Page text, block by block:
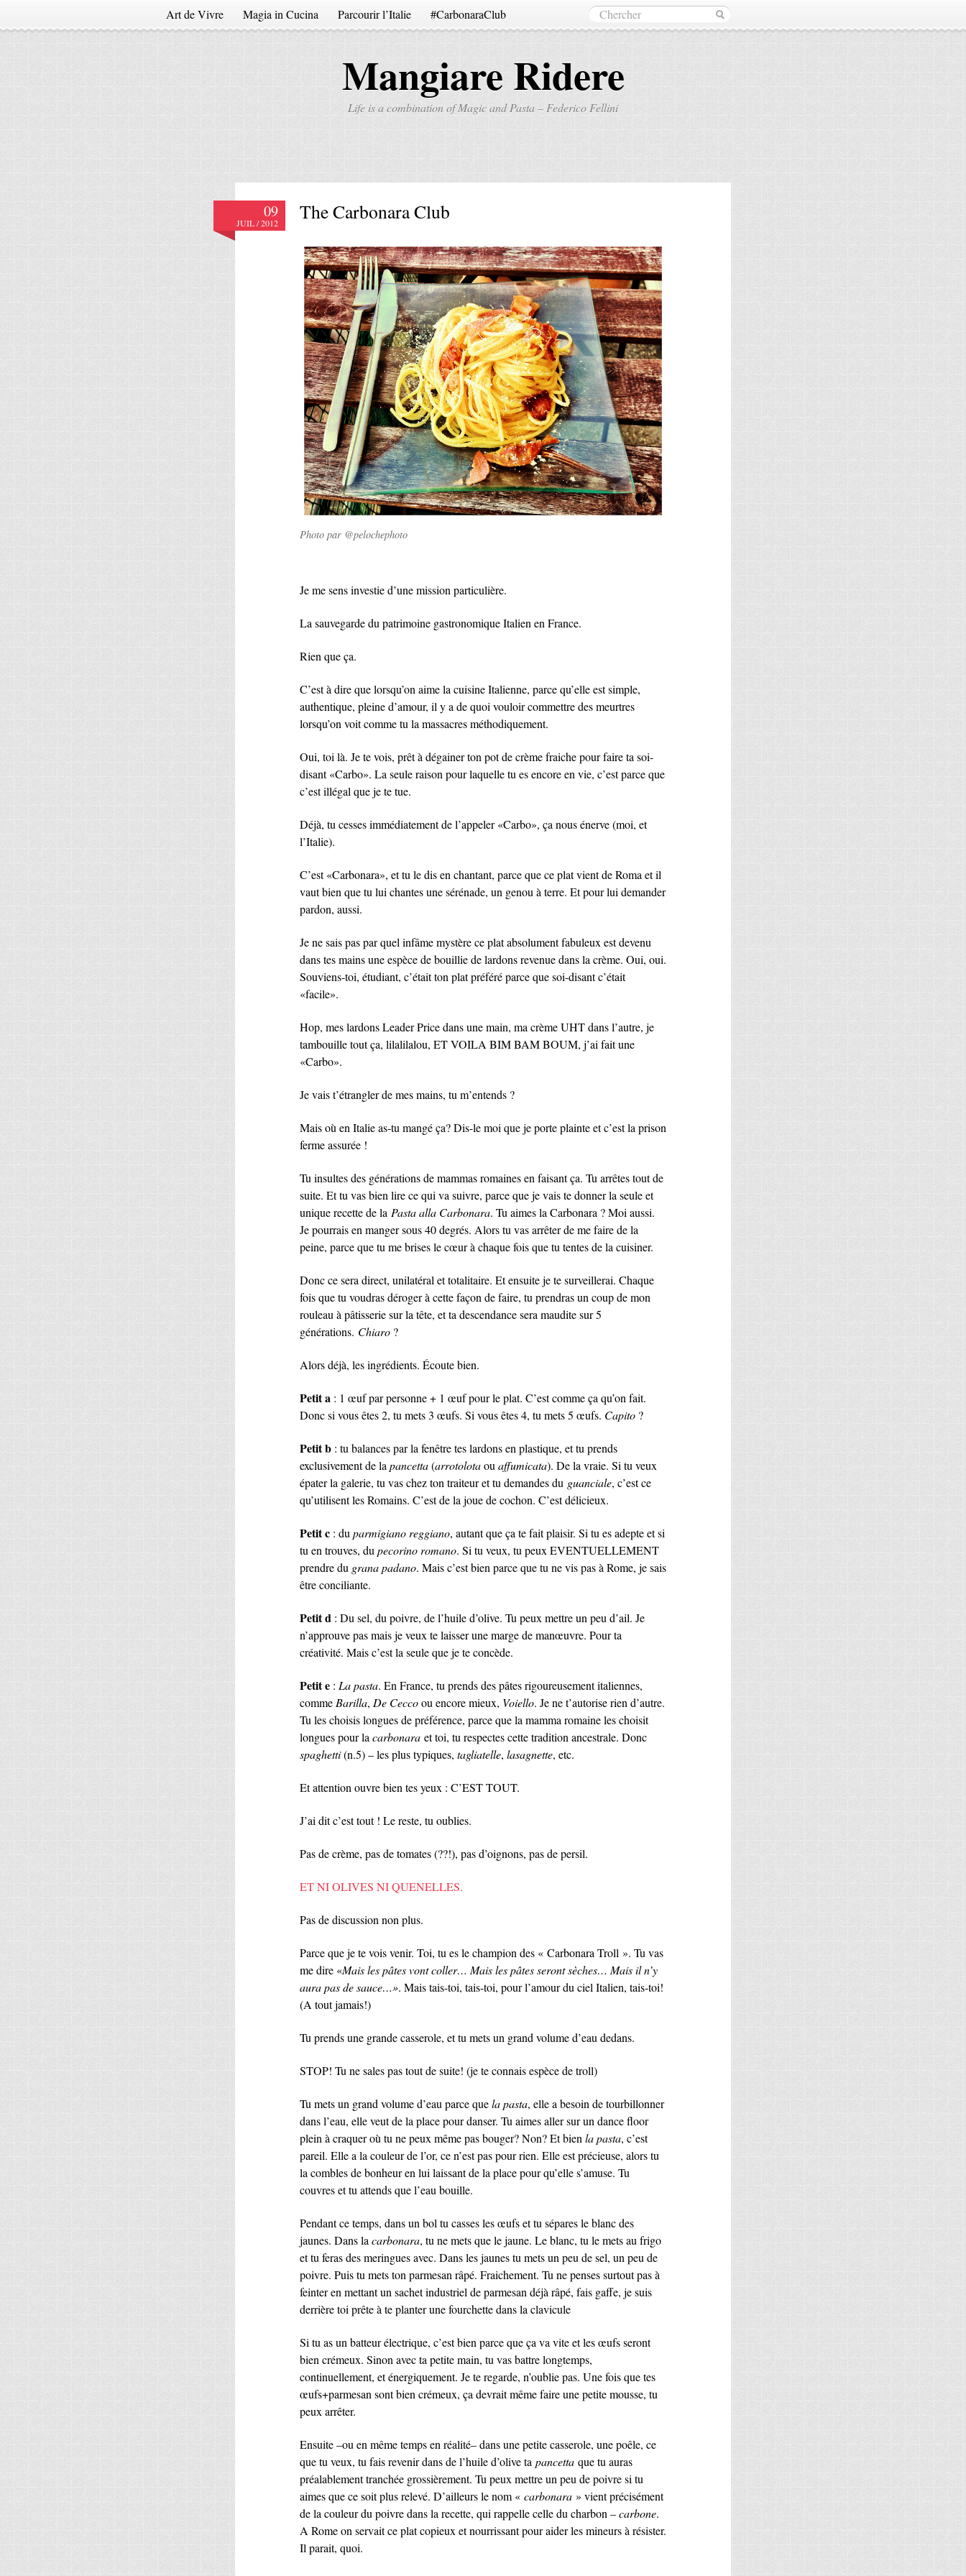
Art de Vivre Magia in Cucina Parcourir l’Italie #CarbonaraClub
Mangiare Ridere
Life is a combination of Magic and Pasta – Federico Fellini
09
JUIL / 2012 The Carbonara Club
Photo par @pelochephoto
Je me sens investie d’une mission particulière.
La sauvegarde du patrimoine gastronomique Italien en France.
Rien que ça.
C’est à dire que lorsqu’on aime la cuisine Italienne, parce qu’elle est simple,
authentique, pleine d’amour, il y a de quoi vouloir commettre des meurtres
lorsqu’on voit comme tu la massacres méthodiquement.
Oui, toi là. Je te vois, prêt à dégainer ton pot de crème fraiche pour faire ta soi-
disant «Carbo». La seule raison pour laquelle tu es encore en vie, c’est parce que
c’est illégal que je te tue.
Déjà, tu cesses immédiatement de l’appeler «Carbo», ça nous énerve (moi, et
l’Italie).
C’est «Carbonara», et tu le dis en chantant, parce que ce plat vient de Roma et il
vaut bien que tu lui chantes une sérénade, un genou à terre. Et pour lui demander
pardon, aussi.
Je ne sais pas par quel infâme mystère ce plat absolument fabuleux est devenu
dans tes mains une espèce de bouillie de lardons revenue dans la crème. Oui, oui.
Souviens-toi, étudiant, c’était ton plat préféré parce que soi-disant c’était
«facile».
Hop, mes lardons Leader Price dans une main, ma crème UHT dans l’autre, je
tambouille tout ça, lilalilalou, ET VOILA BIM BAM BOUM, j’ai fait une
«Carbo».
Je vais t’étrangler de mes mains, tu m’entends ?
Mais où en Italie as-tu mangé ça? Dis-le moi que je porte plainte et c’est la prison
ferme assurée !
Tu insultes des générations de mammas romaines en faisant ça. Tu arrêtes tout de
suite. Et tu vas bien lire ce qui va suivre, parce que je vais te donner la seule et
unique recette de la Pasta alla Carbonara. Tu aimes la Carbonara ? Moi aussi.
Je pourrais en manger sous 40 degrés. Alors tu vas arrêter de me faire de la
peine, parce que tu me brises le cœur à chaque fois que tu tentes de la cuisiner.
Donc ce sera direct, unilatéral et totalitaire. Et ensuite je te surveillerai. Chaque
fois que tu voudras déroger à cette façon de faire, tu prendras un coup de mon
rouleau à pâtisserie sur la tête, et ta descendance sera maudite sur 5
générations. Chiaro ?
Alors déjà, les ingrédients. Écoute bien.
Petit a : 1 œuf par personne + 1 œuf pour le plat. C’est comme ça qu’on fait.
Donc si vous êtes 2, tu mets 3 œufs. Si vous êtes 4, tu mets 5 œufs. Capito ?
Petit b : tu balances par la fenêtre tes lardons en plastique, et tu prends
exclusivement de la pancetta(arrotolotaou affumicata). De la vraie. Si tu veux
épater la galerie, tu vas chez ton traiteur et tu demandes du guanciale, c’est ce
qu’utilisent les Romains. C’est de la joue de cochon. C’est délicieux.
Petit c : du parmigiano reggiano, autant que ça te fait plaisir. Si tu es adepte et si
tu en trouves, du pecorino romano. Si tu veux, tu peux EVENTUELLEMENT
prendre du grana padano. Mais c’est bien parce que tu ne vis pas à Rome, je sais
être conciliante.
Petit d : Du sel, du poivre, de l’huile d’olive. Tu peux mettre un peu d’ail. Je
n’approuve pas mais je veux te laisser une marge de manœuvre. Pour ta
créativité. Mais c’est la seule que je te concède.
Petit e : La pasta. En France, tu prends des pâtes rigoureusement italiennes,
comme Barilla, De Ceccoou encore mieux, Voiello. Je ne t’autorise rien d’autre.
Tu les choisis longues de préférence, parce que la mamma romaine les choisit
longues pour la carbonara et toi, tu respectes cette tradition ancestrale. Donc
spaghetti(n.5) – les plus typiques, tagliatelle, lasagnette, etc.
Et attention ouvre bien tes yeux : C’EST TOUT.
J’ai dit c’est tout ! Le reste, tu oublies.
Pas de crème, pas de tomates (??!), pas d’oignons, pas de persil.
ET NI OLIVES NI QUENELLES.
Pas de discussion non plus.
Parce que je te vois venir. Toi, tu es le champion des « Carbonara Troll ». Tu vas
me dire «Mais les pâtes vont coller… Mais les pâtes seront sèches… Mais il n’y
aura pas de sauce…». Mais tais-toi, tais-toi, pour l’amour du ciel Italien, tais-toi!
(A tout jamais!)
Tu prends une grande casserole, et tu mets un grand volume d’eau dedans.
STOP! Tu ne sales pas tout de suite! (je te connais espèce de troll)
Tu mets un grand volume d’eau parce quela pasta, elle a besoin de tourbillonner
dans l’eau, elle veut de la place pour danser. Tu aimes aller sur un dance floor
plein à craquer où tu ne peux même pas bouger? Non? Et bien la pasta, c’est
pareil. Elle a la couleur de l’or, ce n’est pas pour rien. Elle est précieuse, alors tu
la combles de bonheur en lui laissant de la place pour qu’elle s’amuse. Tu
couvres et tu attends que l’eau bouille.
Pendant ce temps, dans un bol tu casses les œufs et tu sépares le blanc des
jaunes. Dans la carbonara, tu ne mets que le jaune. Le blanc, tu le mets au frigo
et tu feras des meringues avec. Dans les jaunes tu mets un peu de sel, un peu de
poivre. Puis tu mets ton parmesan râpé. Fraichement. Tu ne penses surtout pas à
feinter en mettant un sachet industriel de parmesan déjà râpé, fais gaffe, je suis
derrière toi prête à te planter une fourchette dans la clavicule
Si tu as un batteur électrique, c’est bien parce que ça va vite et les œufs seront
bien crémeux. Sinon avec ta petite main, tu vas battre longtemps,
continuellement, et énergiquement. Je te regarde, n’oublie pas. Une fois que tes
œufs+parmesan sont bien crémeux, ça devrait même faire une petite mousse, tu
peux arrêter.
Ensuite –ou en même temps en réalité– dans une petite casserole, une poêle, ce
que tu veux, tu fais revenir dans de l’huile d’olive ta pancetta que tu auras
préalablement tranchée grossièrement. Tu peux mettre un peu de poivre si tu
aimes que ce soit plus relevé. D’ailleurs le nom « carbonara » vient précisément
de la couleur du poivre dans la recette, qui rappelle celle du charbon –carbone.
A Rome on servait ce plat copieux et nourrissant pour aider les mineurs à résister.
Il parait, quoi.